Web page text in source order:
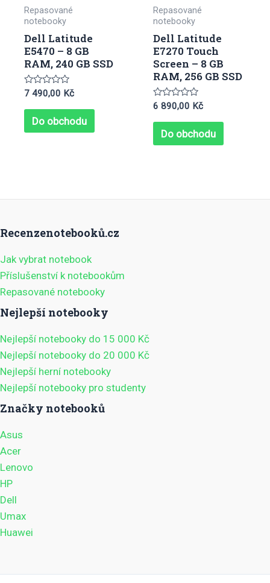
Repasované
notebooky
Dell Latitude
E5470 – 8 GB
RAM, 240 GB SSD
Hodnocení
z
7 490,00 Kč
Do obchodu
Repasované
notebooky
Dell Latitude
E7270 Touch
Screen – 8 GB
RAM, 256 GB SSD
Hodnocení
z
6 890,00 Kč
Do obchodu
Recenzenotebooků.cz
Jak vybrat notebook
Příslušenství k notebookům
Repasované notebooky
Nejlepší notebooky
Nejlepší notebooky do 15 000 Kč
Nejlepší notebooky do 20 000 Kč
Nejlepší herní notebooky
Nejlepší notebooky pro studenty
Značky notebooků
Asus
Acer
Lenovo
HP
Dell
Umax
Huawei